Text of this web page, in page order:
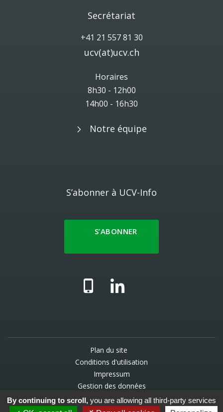
Secrétariat
+41 21 557 81 30
ucv(at)ucv.ch
Horaires
8h30 - 12h00
14h00 - 16h30
Notre équipe
S’abonner à UCV-Info
S’ABONNER
Plan du site
Conditions d'utilisation
Impressum
Gestion des données
© 2025 UCV - Une créationWNG agence digitale
By continuing to scroll, you are allowing all third-party services